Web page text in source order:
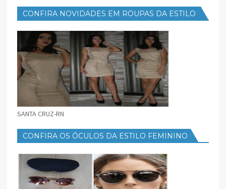
CONFIRA NOVIDADES EM ROUPAS DA ESTILO
SANTA CRUZ-RN
CONFIRA OS ÓCULOS DA ESTILO FEMININO